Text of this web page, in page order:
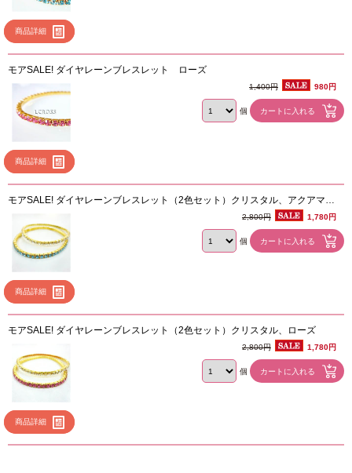
商品詳細
モアSALE! ダイヤレーンブレスレット ローズ
商品詳細
1,400円 980円
個
モアSALE! ダイヤレーンブレスレット（2色セット）クリスタル、アクアマリ
商品詳細
2,800円 1,780円
個
モアSALE! ダイヤレーンブレスレット（2色セット）クリスタル、ローズ
商品詳細
2,800円 1,780円
個